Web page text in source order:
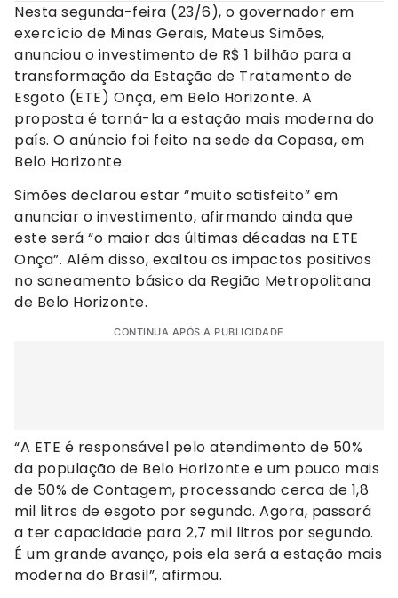
Nesta segunda-feira (23/6), o governador em
exercício de Minas Gerais, Mateus Simões,
anunciou o investimento de R$ 1 bilhão para a
transformação da Estação de Tratamento de
Esgoto (ETE) Onça, em Belo Horizonte. A
proposta é torná-la a estação mais moderna do
país. O anúncio foi feito na sede da Copasa, em
Belo Horizonte.
Simões declarou estar “muito satisfeito” em
anunciar o investimento, afirmando ainda que
este será “o maior das últimas décadas na ETE
Onça”. Além disso, exaltou os impactos positivos
no saneamento básico da Região Metropolitana
de Belo Horizonte.
CONTINUA APÓS A PUBLICIDADE
“A ETE é responsável pelo atendimento de 50%
da população de Belo Horizonte e um pouco mais
de 50% de Contagem, processando cerca de 1,8
mil litros de esgoto por segundo. Agora, passará
a ter capacidade para 2,7 mil litros por segundo.
É um grande avanço, pois ela será a estação mais
moderna do Brasil”, afirmou.